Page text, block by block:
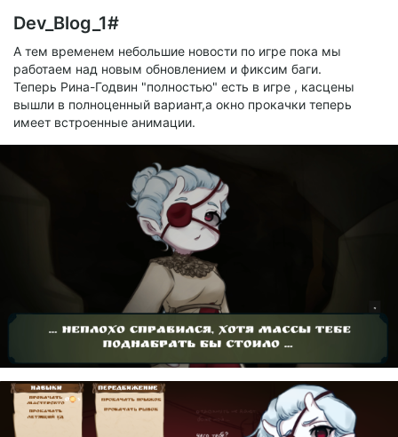
Dev_Blog_1#
А тем временем небольшие новости по игре пока мы
работаем над новым обновлением и фиксим баги.
Теперь Рина-Годвин "полностью" есть в игре , касцены
вышли в полноценный вариант,а окно прокачки теперь
имеет встроенные анимации.